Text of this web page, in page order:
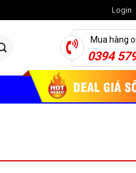
Login
Mua hàng
0394